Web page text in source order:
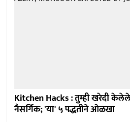
Kitchen Hacks : तुम्ही खरेदी
नैसर्गिक; 'या' ५ पद्धतीने ओळखा